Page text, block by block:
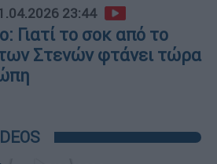
23:44
Γιατί το σοκ από το
των Στενών φτάνει τώρα